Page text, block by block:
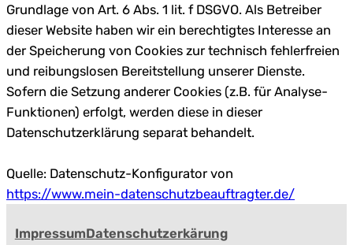
Grundlage von Art. 6 Abs. 1 lit. f DSGVO. Als Betreiber
dieser Website haben wir ein berechtigtes Interesse an
der Speicherung von Cookies zur technisch fehlerfreien
und reibungslosen Bereitstellung unserer Dienste.
Sofern die Setzung anderer Cookies (z.B. für Analyse-
Funktionen) erfolgt, werden diese in dieser
Datenschutzerklärung separat behandelt.
Quelle: Datenschutz-Konfigurator von
https://www.mein-datenschutzbeauftragter.de/
ImpressumDatenschutzerkärung